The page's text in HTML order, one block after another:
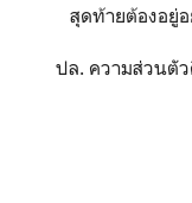
สุดท้ายต้องอยู่
ปล. ความส่วนตั